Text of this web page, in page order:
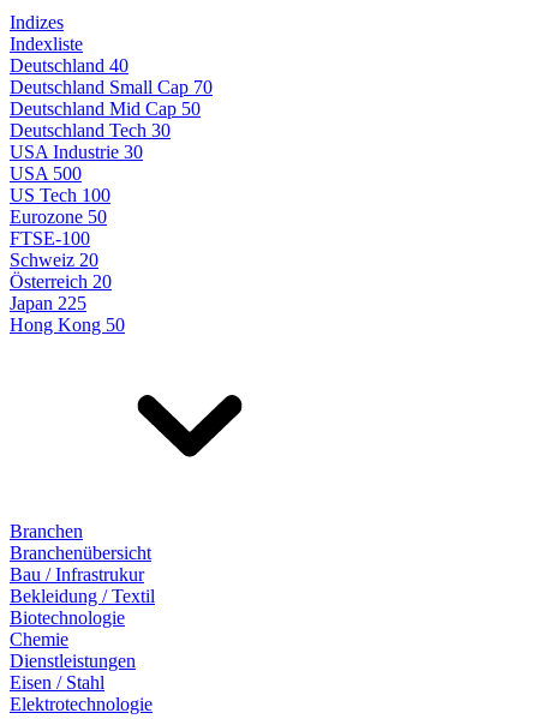
Indizes
Indexliste
Deutschland 40
Deutschland Small Cap 70
Deutschland Mid Cap 50
Deutschland Tech 30
USA Industrie 30
USA 500
US Tech 100
Eurozone 50
FTSE-100
Schweiz 20
Österreich 20
Japan 225
Hong Kong 50
Branchen
Branchenübersicht
Bau / Infrastrukur
Bekleidung / Textil
Biotechnologie
Chemie
Dienstleistungen
Eisen / Stahl
Elektrotechnologie